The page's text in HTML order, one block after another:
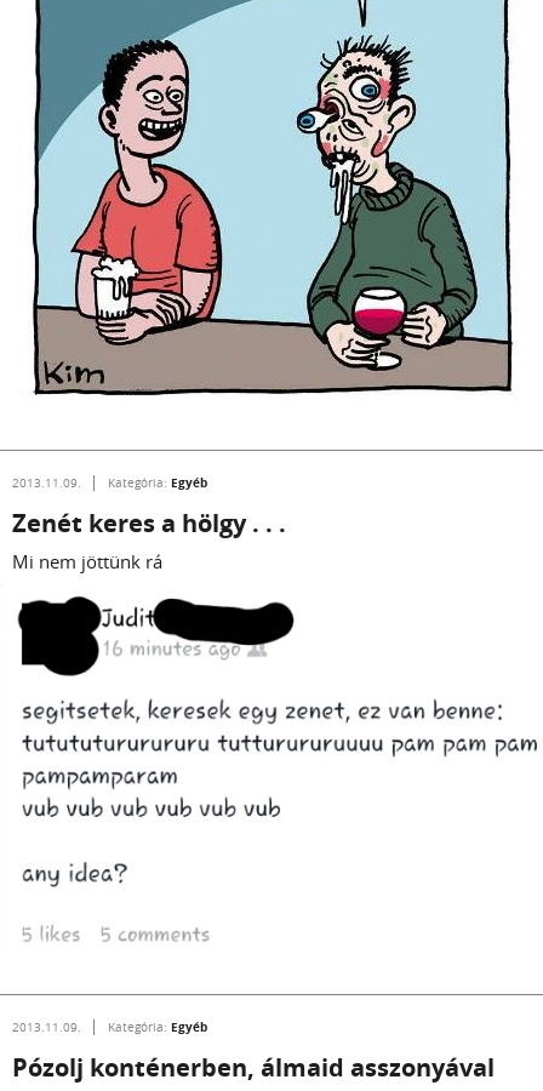
2013.11.09. Kategória: Egyéb
Zenét keres a hölgy . . .
Mi nem jöttünk rá
2013.11.09. Kategória: Egyéb
Pózolj konténerben, álmaid asszonyával